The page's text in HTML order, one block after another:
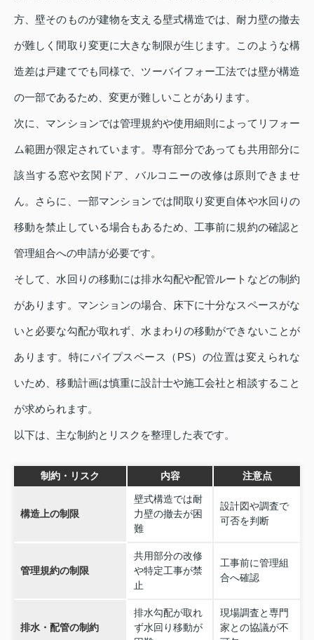
方、壁そのものが建物を支える壁式構造では、耐力壁の撤去
が難しく間取り変更に大きな制限が生じます。このような構
造差は戸建てでも同様で、ツーバイフォー工法では壁が構造
の一部であるため、変更が難しいことがあります。
次に、マンションでは管理規約や使用細則によってリフォー
ム範囲が限定されています。専有部分であっても共用部分に
該当する窓や玄関ドア、バルコニーの改修は原則できませ
ん。さらに、一部マンションでは間取り変更自体や水回りの
移動を禁止している場合もあるため、工事前に規約の確認と
管理組合への申請が必要です。
そして、水回りの移動には排水勾配や配管ルートなどの制約
があります。マンションの場合、床下に十分なスペースがな
いと必要な勾配が取れず、水まわりの移動ができないことが
あります。特にパイプスペース（PS）の位置は変えられな
いため、移動計画は慎重に設計士や施工会社と相談すること
が求められます。
以下は、主な制約とリスクを整理した表です。
制約・リスク 内容 注意点
構造上の制限
壁式構造では耐
力壁の撤去が困
難
設計図や調査で
可否を判断
管理規約の制限
共用部分の改修
や特定工事が禁
止
工事前に管理組
合へ確認
排水・配管の制約
排水勾配が取れ
ず水回り移動が
現場調査と専門
家との協議が不